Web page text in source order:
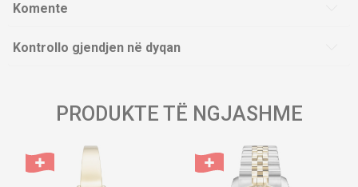
Komente
Kontrollo gjendjen në dyqan
PRODUKTE TË NGJASHME